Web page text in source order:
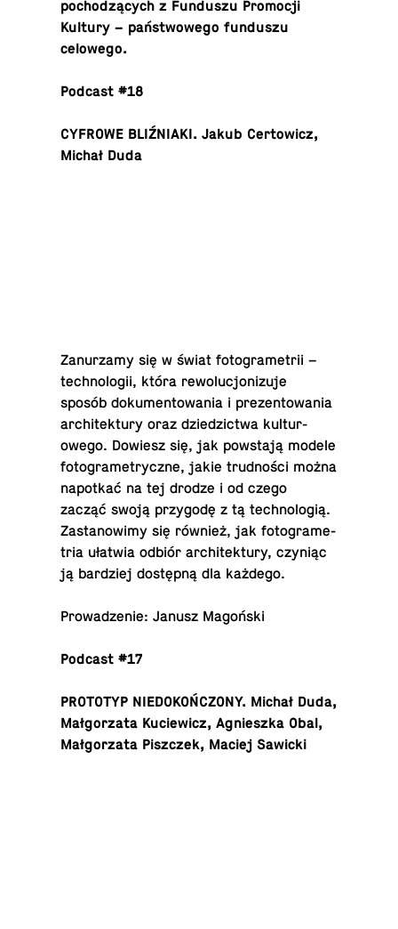
pochodzących z Fun­duszu Pro­mocji
Kultury – państwowego fun­duszu
celowego.
Podcast #18
CYFROWE BLIŹNIAKI. Jakub Cer­tow­icz,
Michał Duda
Za­nurzamy się w świat fo­togrametrii –
tech­nologii, która re­wolucjonizuje
sposób doku­men­towa­nia i prezen­towa­nia
ar­chitek­tury oraz dziedz­ictwa kul­tur­
owego. Dowiesz się, jak powstają modele
fo­tograme­tryczne, jakie trudności można
napotkać na tej drodze i od czego
zacząć swoją przygodę z tą tech­nologią.
Za­s­tanow­imy się również, jak fo­tograme­
tria ułatwia odbiór ar­chitek­tury, czyniąc
ją bardziej dostępną dla każdego.
Prowadze­nie: Janusz Magoński
Podcast #17
PRO­TO­TYP NIEDOKOŃCZONY. Michał Duda,
Małgorzata Ku­ciewicz, Ag­nieszka Obal,
Małgorzata Piszczek, Maciej Sawicki